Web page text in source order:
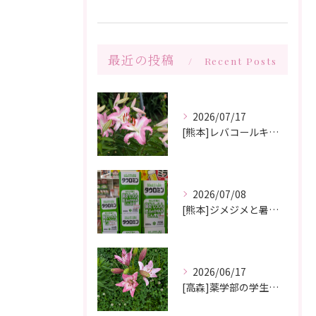
最近の投稿 Recent Posts
2026/07/17
[熊本]レバコールキャンペーン＆ガチャガチャ抽選会やっています‼️
2026/07/08
[熊本]ジメジメと暑い夏痒くてたまらない、皮膚炎が治らない、蕁麻疹が出やすくて悩んでいる方いませんか⁉️タウロミン錠でいつの間にか治ってしまったと大好評です💞
2026/06/17
[高森]薬学部の学生さんが薬局製剤の実習にきてくれました✨桂枝茯苓丸つくり楽しかった!と帰って行きました☺️